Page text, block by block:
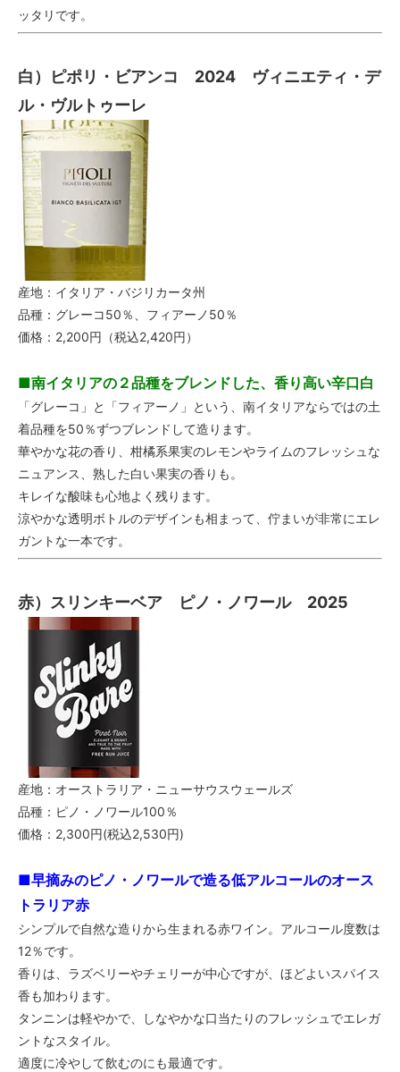
ッタリです。
白）ピポリ・ビアンコ 2024 ヴィニエティ・デ
ル・ヴルトゥーレ
産地：イタリア・バジリカータ州
品種：グレーコ50％、フィアーノ50％
価格：2,200円（税込2,420円）
■南イタリアの２品種をブレンドした、香り高い辛口白
「グレーコ」と「フィアーノ」という、南イタリアならではの土
着品種を50％ずつブレンドして造ります。
華やかな花の香り、柑橘系果実のレモンやライムのフレッシュな
ニュアンス、熟した白い果実の香りも。
キレイな酸味も心地よく残ります。
涼やかな透明ボトルのデザインも相まって、佇まいが非常にエレ
ガントな一本です。
赤）スリンキーベア ピノ・ノワール 2025
産地：オーストラリア・ニューサウスウェールズ
品種：ピノ・ノワール100％
価格：2,300円(税込2,530円)
■早摘みのピノ・ノワールで造る低アルコールのオース
トラリア赤
シンプルで自然な造りから生まれる赤ワイン。アルコール度数は
12％です。
香りは、ラズベリーやチェリーが中心ですが、ほどよいスパイス
香も加わります。
タンニンは軽やかで、しなやかな口当たりのフレッシュでエレガ
ントなスタイル。
適度に冷やして飲むのにも最適です。